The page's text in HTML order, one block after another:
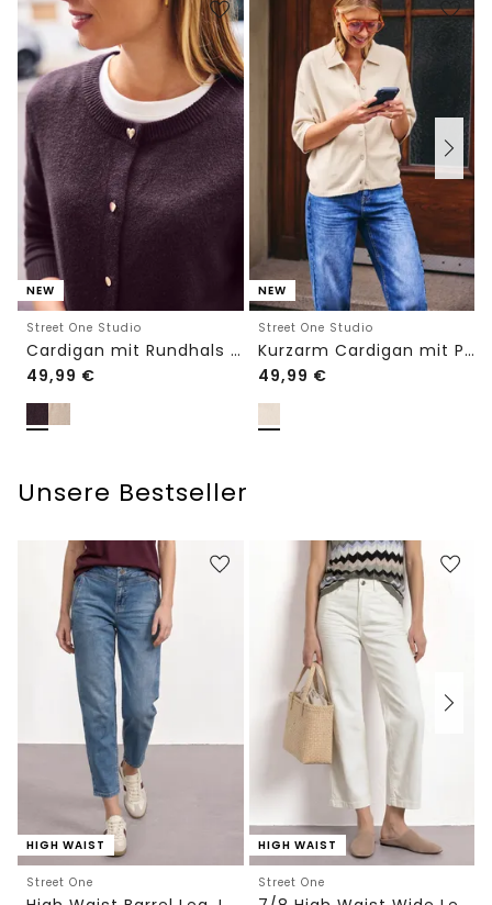
NEW
Street One Studio
Cardigan mit Rundhals und Knöpfen
49,99 €
NEW
Street One Studio
Kurzarm Cardigan mit Polokragen
49,99 €
Unsere Bestseller
HIGH WAIST
Street One
HIGH WAIST
Street One